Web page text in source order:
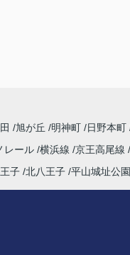
旭が丘 明神町 日野本町
レール 横浜線 京王高尾線
子 北八王子 平山城址公園